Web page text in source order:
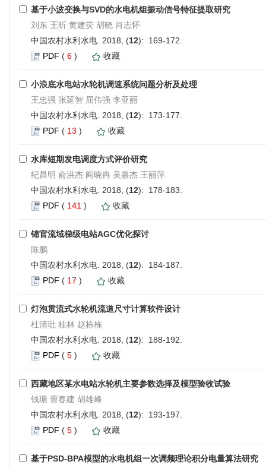
基于小波变换与SVD的水电机组振动信号特征提取研究
刘东 王昕 黄建荧 胡晓 肖志怀
中国农村水利水电. 2018, (12): 169-172.
PDF ( 6 ) 收藏
小浪底水电站水轮机调速系统问题分析及处理
王忠强 张延智 屈伟强 李亚丽
中国农村水利水电. 2018, (12): 173-177.
PDF ( 13 ) 收藏
水库短期发电调度方式评价研究
纪昌明 俞洪杰 阎晓冉 吴嘉杰 王丽萍
中国农村水利水电. 2018, (12): 178-183.
PDF ( 141 ) 收藏
锦官流域梯级电站AGC优化探讨
陈鹏
中国农村水利水电. 2018, (12): 184-187.
PDF ( 17 ) 收藏
灯泡贯流式水轮机流道尺寸计算软件设计
杜清玭 桂林 赵栋栋
中国农村水利水电. 2018, (12): 188-192.
PDF ( 5 ) 收藏
西藏地区某水电站水轮机主要参数选择及模型验收试验
钱瑭 曹春建 胡雄峰
中国农村水利水电. 2018, (12): 193-197.
PDF ( 5 ) 收藏
基于PSD-BPA模型的水电机组一次调频理论积分电量算法研究